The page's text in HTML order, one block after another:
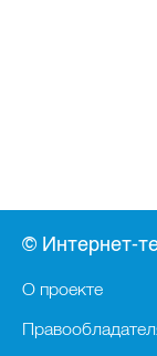
© Интернет-
О проекте